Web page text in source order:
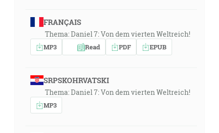
FRANÇAIS
Thema: Daniel 7: Von dem vierten Weltreich!
MP3 Read PDF EPUB
SRPSKOHRVATSKI
Thema: Daniel 7: Von dem vierten Weltreich!
MP3